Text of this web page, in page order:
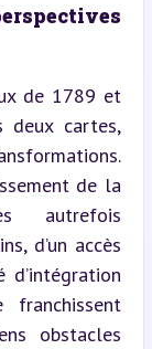
de 1789 et
deux cartes,
de la
autrefois
d’un accès
d’intégration
franchissent
obstacles